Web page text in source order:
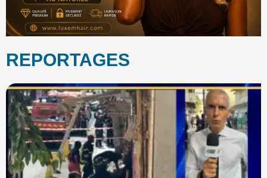
REPORTAGES